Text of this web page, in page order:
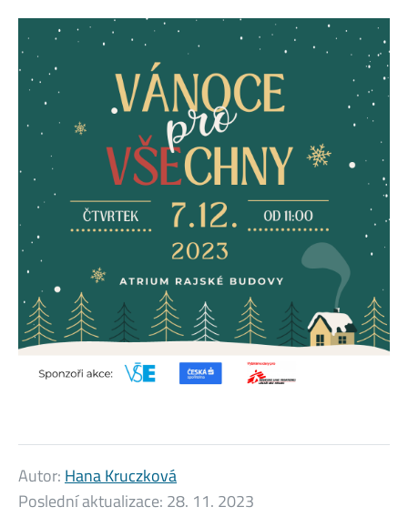
Autor: Hana Kruczková
Poslední aktualizace: 28. 11. 2023